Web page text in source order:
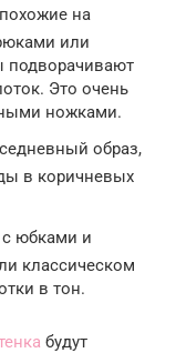
на
или
Это очень
ножками.
образ,
в коричневых
с юбками и
классическом
в тон.
будут